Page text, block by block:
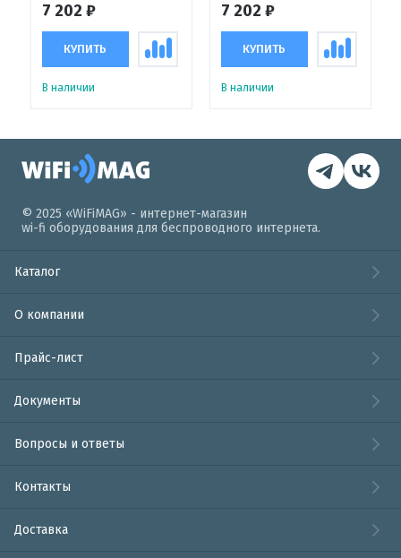
7 202 ₽
КУПИТЬ
В наличии
7 202 ₽
КУПИТЬ
В наличии
© 2025 «WiFiMAG» - интернет-магазин
wi-fi оборудования для беспроводного интернета.
Каталог
О компании
Прайс-лист
Документы
Вопросы и ответы
Контакты
Доставка